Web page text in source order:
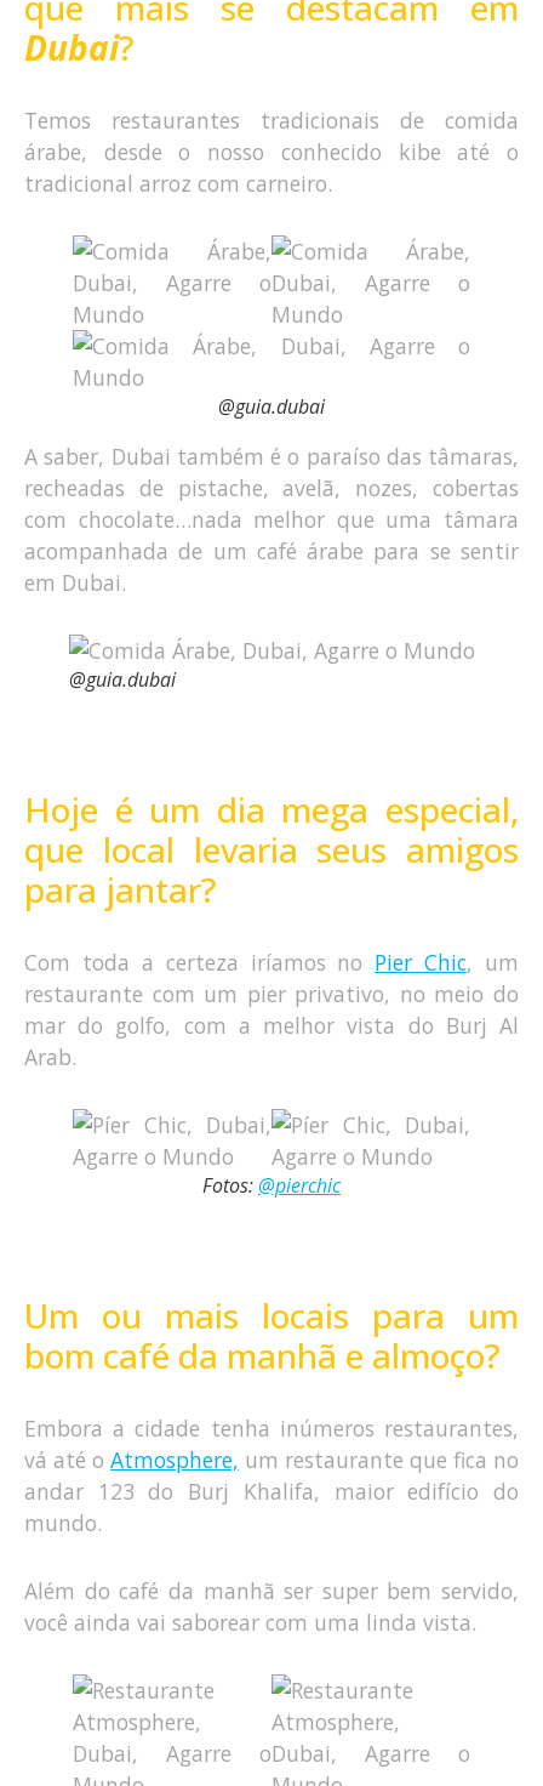
Dubai?
Temos restaurantes tradicionais de comida
árabe, desde o nosso conhecido kibe até o
tradicional arroz com carneiro.
@guia.dubai
A saber, Dubai também é o paraíso das tâmaras,
recheadas de pistache, avelã, nozes, cobertas
com chocolate…nada melhor que uma tâmara
acompanhada de um café árabe para se sentir
em Dubai.
@guia.dubai
Hoje é um dia mega especial,
que local levaria seus amigos
para jantar?
Com toda a certeza iríamos no Pier Chic, um
restaurante com um pier privativo, no meio do
mar do golfo, com a melhor vista do Burj Al
Arab.
Fotos:@pierchic
Um ou mais locais para um
bom café da manhã e almoço?
Embora a cidade tenha inúmeros restaurantes,
vá até o Atmosphere, um restaurante que fica no
andar 123 do Burj Khalifa, maior edifício do
mundo.
Além do café da manhã ser super bem servido,
você ainda vai saborear com uma linda vista.